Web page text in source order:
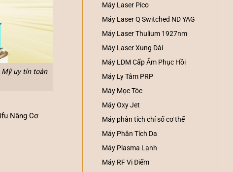
Máy Laser Pico
Máy Laser Q Switched ND YAG
Máy Laser Thulium 1927nm
Máy Laser Xung Dài
Máy LDM Cấp Ẩm Phục Hồi
Máy Ly Tâm PRP
Máy Mọc Tóc
Máy Oxy Jet
Máy phân tích chỉ số cơ thể
Máy Phân Tích Da
Máy Plasma Lạnh
Máy RF Vi Điểm
Mỹ uy tín toàn
Nâng Cơ